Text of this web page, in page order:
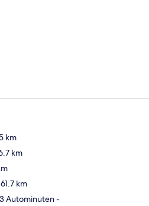
km
km
km
Autominuten-